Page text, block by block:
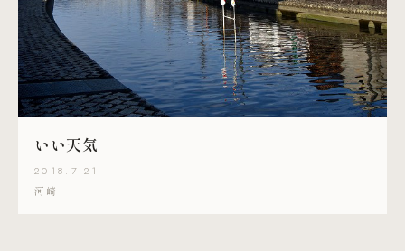
いい天気
2018.7.21
河崎